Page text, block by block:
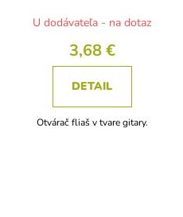
U dodávateľa - na dotaz
3,68 €
DETAIL
Otvárač fliaš v tvare gitary.